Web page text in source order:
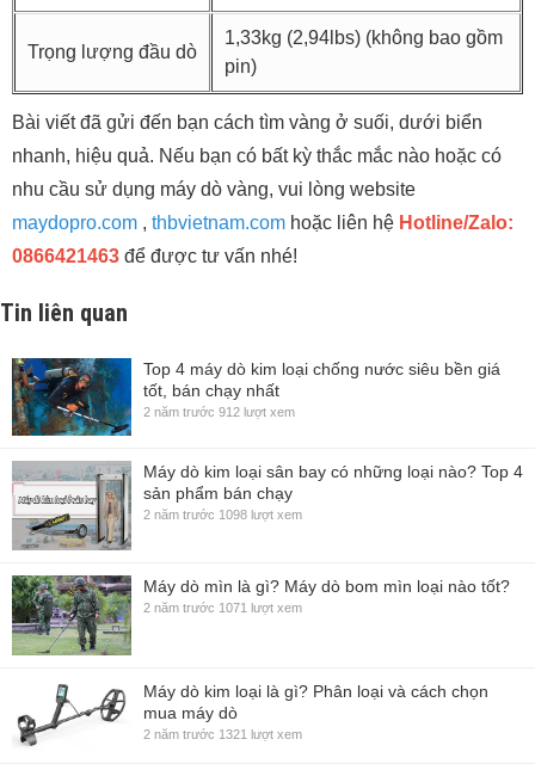
Trọng lượng đầu dò
1,33kg (2,94lbs) (không bao gồm
pin)
Bài viết đã gửi đến bạn cách tìm vàng ở suối, dưới biển
nhanh, hiệu quả. Nếu bạn có bất kỳ thắc mắc nào hoặc có
nhu cầu sử dụng máy dò vàng, vui lòng website
maydopro.com , thbvietnam.com hoặc liên hệ Hotline/Zalo:
0866421463 để được tư vấn nhé!
Tin liên quan
Top 4 máy dò kim loại chống nước siêu bền giá
tốt, bán chạy nhất
2 năm trước 912 lượt xem
Máy dò kim loại sân bay có những loại nào? Top 4
sản phẩm bán chạy
2 năm trước 1098 lượt xem
Máy dò mìn là gì? Máy dò bom mìn loại nào tốt?
2 năm trước 1071 lượt xem
Máy dò kim loại là gì? Phân loại và cách chọn
mua máy dò
2 năm trước 1321 lượt xem